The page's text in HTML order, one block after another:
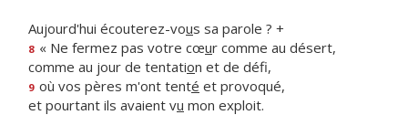
Aujourd'hui écouterez-vous sa parole ? +
8 « Ne fermez pas votre cœur comme au désert,
comme au jour de tentation et de défi,
9 où vos pères m'ont tenté et provoqué,
et pourtant ils avaient vu mon exploit.